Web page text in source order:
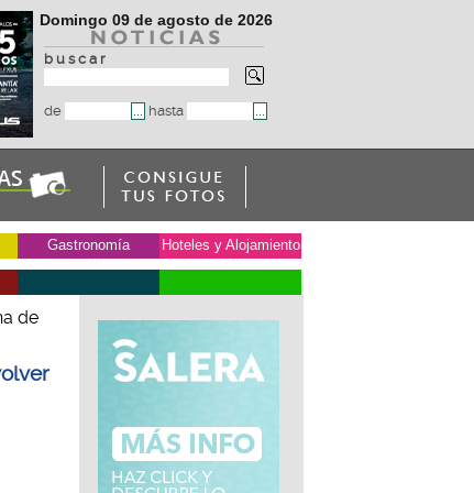
Domingo 09 de agosto de 2026
b u s c a r
de hasta
Gastronomía Hoteles y Alojamiento
de